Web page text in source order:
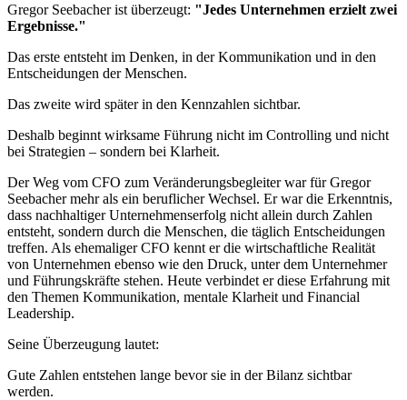
Gregor Seebacher ist überzeugt: "Jedes Unternehmen erzielt zwei
Ergebnisse."
Das erste entsteht im Denken, in der Kommunikation und in den
Entscheidungen der Menschen.
Das zweite wird später in den Kennzahlen sichtbar.
Deshalb beginnt wirksame Führung nicht im Controlling und nicht
bei Strategien – sondern bei Klarheit.
Der Weg vom CFO zum Veränderungsbegleiter war für Gregor
Seebacher mehr als ein beruflicher Wechsel. Er war die Erkenntnis,
dass nachhaltiger Unternehmenserfolg nicht allein durch Zahlen
entsteht, sondern durch die Menschen, die täglich Entscheidungen
treffen. Als ehemaliger CFO kennt er die wirtschaftliche Realität
von Unternehmen ebenso wie den Druck, unter dem Unternehmer
und Führungskräfte stehen. Heute verbindet er diese Erfahrung mit
den Themen Kommunikation, mentale Klarheit und Financial
Leadership.
Seine Überzeugung lautet:
Gute Zahlen entstehen lange bevor sie in der Bilanz sichtbar
werden.